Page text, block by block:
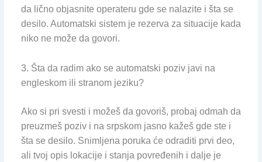
da lično objasnite operateru gde se nalazite i šta se
desilo. Automatski sistem je rezerva za situacije kada
niko ne može da govori.
3. Šta da radim ako se automatski poziv javi na
engleskom ili stranom jeziku?
Ako si pri svesti i možeš da govoriš, probaj odmah da
preuzmeš poziv i na srpskom jasno kažeš gde ste i
šta se desilo. Snimljena poruka će odraditi prvi deo,
ali tvoj opis lokacije i stanja povređenih i dalje je